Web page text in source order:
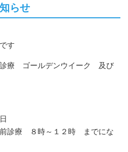
らせ
す
診療 ゴールデンウイーク 及び
診療 ８時～１２時 までにな